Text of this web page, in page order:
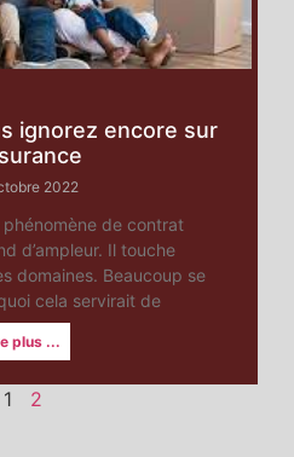
ignorez encore sur
2022
phénomène de contrat
d’ampleur. Il touche
domaines. Beaucoup se
cela servirait de
plus ...
1 2